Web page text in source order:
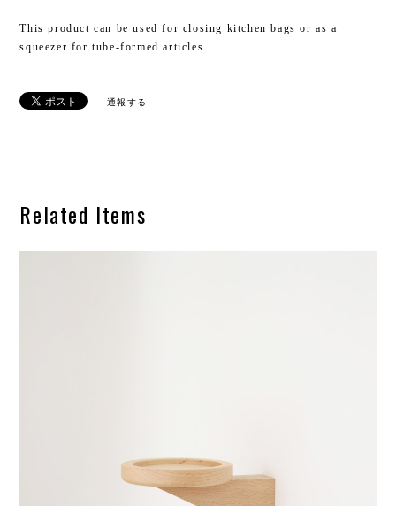
This product can be used for closing kitchen bags or as a
squeezer for tube-formed articles.
通報する
Related Items